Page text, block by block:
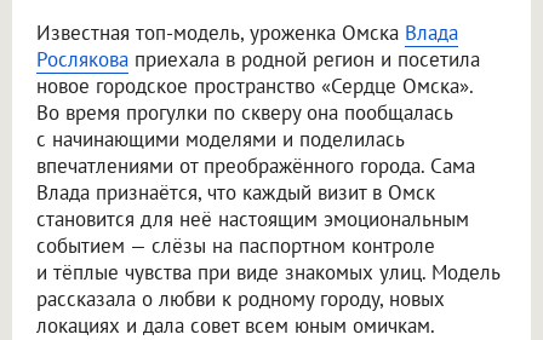
Известная топ-модель, уроженка Омска Влада
Рослякова приехала в родной регион и посетила
новое городское пространство «Сердце Омска».
Во время прогулки по скверу она пообщалась
с начинающими моделями и поделилась
впечатлениями от преображённого города. Сама
Влада признаётся, что каждый визит в Омск
становится для неё настоящим эмоциональным
событием — слёзы на паспортном контроле
и тёплые чувства при виде знакомых улиц. Модель
рассказала о любви к родному городу, новых
локациях и дала совет всем юным омичкам.